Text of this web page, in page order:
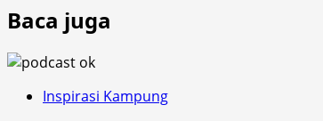
Baca juga
Inspirasi Kampung